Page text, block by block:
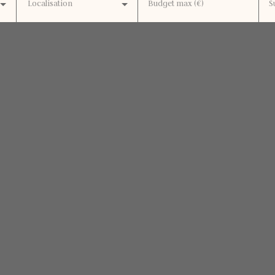
Localisation Budget max (€)